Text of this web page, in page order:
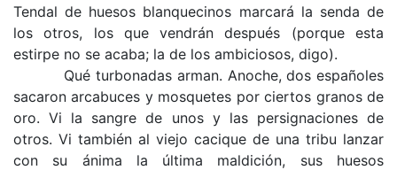
Tendal de huesos blanquecinos marcará la senda de
los otros, los que vendrán después (porque esta
estirpe no se acaba; la de los ambiciosos, digo).
Qué turbonadas arman. Anoche, dos españoles
sacaron arcabuces y mosquetes por ciertos granos de
oro. Vi la sangre de unos y las persignaciones de
otros. Vi también al viejo cacique de una tribu lanzar
con su ánima la última maldición, sus huesos